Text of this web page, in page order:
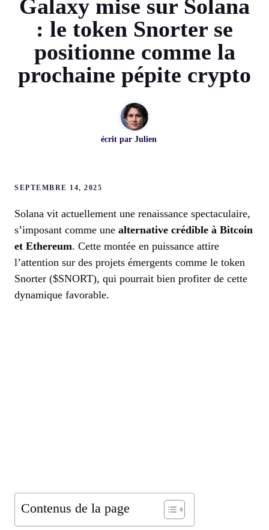
Galaxy mise sur Solana
: le token Snorter se
positionne comme la
prochaine pépite crypto
écrit par Julien
SEPTEMBRE 14, 2025
Solana vit actuellement une renaissance spectaculaire,
s’imposant comme une alternative crédible à Bitcoin
et Ethereum. Cette montée en puissance attire
l’attention sur des projets émergents comme le token
Snorter ($SNORT), qui pourrait bien profiter de cette
dynamique favorable.
Contenus de la page